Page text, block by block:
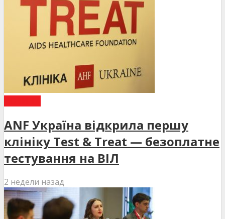
ANF Україна відкрила першу
клініку Test & Treat — безоплатне
тестування на ВІЛ
2 недели назад